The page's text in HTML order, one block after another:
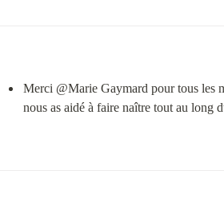
Merci @⁨Marie Gaymard⁩ pour tous les
nous as aidé à faire naître tout au long